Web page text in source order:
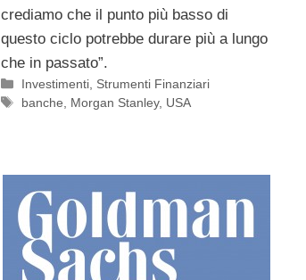
crediamo che il punto più basso di
questo ciclo potrebbe durare più a lungo
che in passato”.
Categorie
Investimenti Strumenti Finanziari
Tag
banche Morgan Stanley, USA